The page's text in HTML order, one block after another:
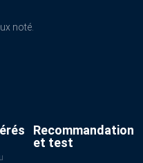
noté.
Recommandation
et test